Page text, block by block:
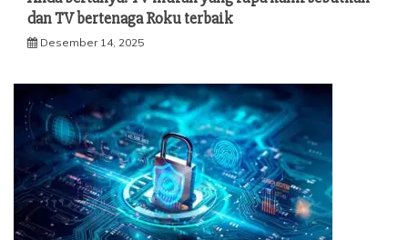
dan TV bertenaga Roku terbaik
Desember 14, 2025